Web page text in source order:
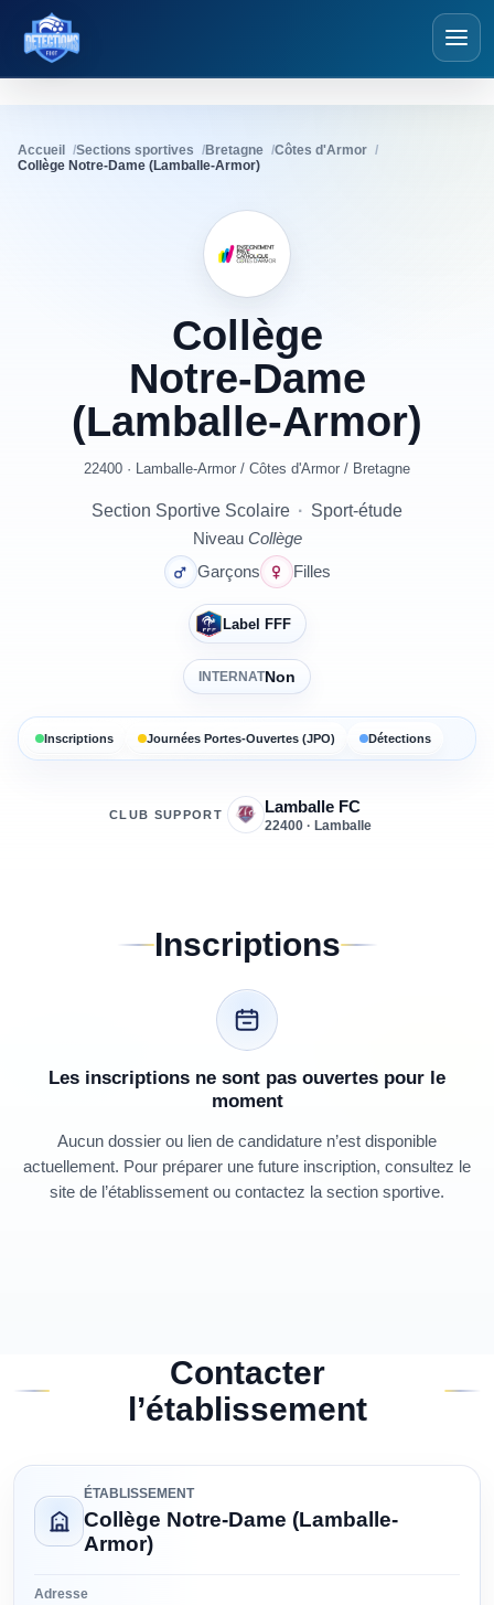
Détections Foot
Accueil Sections sportives Bretagne
Côtes d'Armor
Collège Notre-Dame (Lamballe-Armor)
Collège
Notre-Dame
(Lamballe-Armor)
22400 · Lamballe-Armor / Côtes d'Armor / Bretagne
Section Sportive Scolaire · Sport-étude
Niveau Collège
Garçons
Filles
Label FFF
INTERNATNon
Inscriptions Journées Portes-Ouvertes (JPO) Détections
CLUB SUPPORT Lamballe FC
22400 · Lamballe
Inscriptions
Les inscriptions ne sont pas ouvertes pour le
moment
Aucun dossier ou lien de candidature n’est disponible
actuellement. Pour préparer une future inscription, consultez le
site de l’établissement ou contactez la section sportive.
Contacter
l’établissement
ÉTABLISSEMENT
Collège Notre-Dame (Lamballe-
Armor)
Adresse